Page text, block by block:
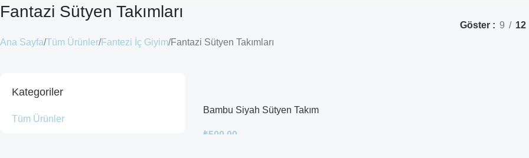
Fantazi Sütyen Takımları
Ana Sayfa Tüm Ürünler Fantezi İç Giyim Fantazi Sütyen Takımları
Göster 9 12
Kategoriler
Tüm Ürünler
Bambu Siyah Sütyen Takım
₺500.00